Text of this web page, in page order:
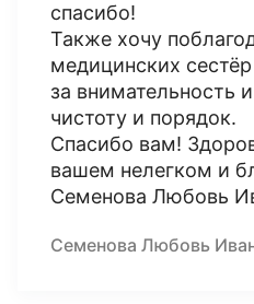
спасибо!
Также хочу
медицинских
за внимательность
чистоту и порядок.
Спасибо вам!
вашем нелегком и
Семенова Любовь
Семенова Любовь